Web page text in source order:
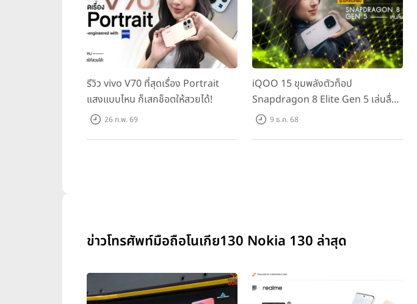
รีวิว vivo V70 ที่สุดเรื่อง Portrait
แสงแบบไหน ก็เสกช็อตให้สวยได้!
26 ก.พ. 69
iQOO 15 ขุมพลังตัวท็อป
Snapdragon 8 Elite Gen 5 เล่นลื่น
ทุกเกม!9 ธ.ค. 68
ข่าวโทรศัพท์มือถือโนเกีย130 Nokia 130 ล่าสุด